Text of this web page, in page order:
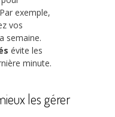
exemple,
vos
semaine.
évite les
minute.
les gérer